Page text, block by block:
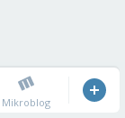
Mikroblog